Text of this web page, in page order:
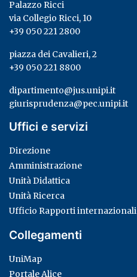
Palazzo Ricci
via Collegio Ricci, 10
+39 050 221 2800
piazza dei Cavalieri, 2
+39 050 221 8800
dipartimento@jus.unipi.it
giurisprudenza@pec.unipi.it
Uffici e servizi
Direzione
Amministrazione
Unità Didattica
Unità Ricerca
Ufficio Rapporti internazionali
Collegamenti
UniMap
Portale Alice